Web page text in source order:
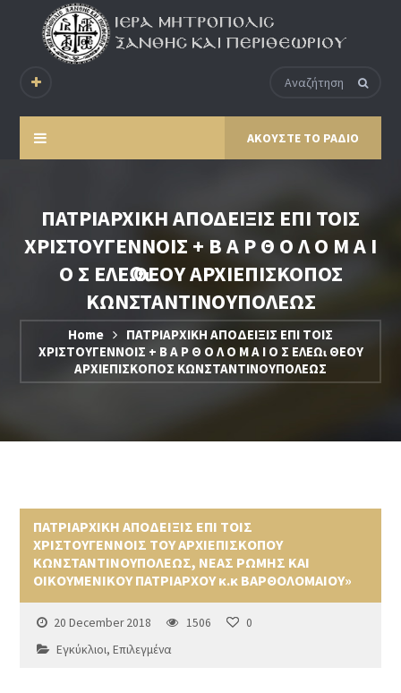
ΑΚΟΥΣΤΕ ΤΟ ΡΑΔΙΟ
ΠΑΤΡΙΑΡΧΙΚΗ ΑΠΟΔΕΙΞΙΣ ΕΠΙ ΤΟΙΣ
ΧΡΙΣΤΟΥΓΕΝΝΟΙΣ + Β Α Ρ Θ Ο Λ Ο Μ Α Ι
Ο Σ ΕΛΕῼ ΘΕΟΥ ΑΡΧΙΕΠΙΣΚΟΠΟΣ
ΚΩΝΣΤΑΝΤΙΝΟΥΠΟΛΕΩΣ
Home
ΠΑΤΡΙΑΡΧΙΚΗ ΑΠΟΔΕΙΞΙΣ ΕΠΙ ΤΟΙΣ
ΧΡΙΣΤΟΥΓΕΝΝΟΙΣ + Β Α Ρ Θ Ο Λ Ο Μ Α Ι Ο Σ ΕΛΕῼ ΘΕΟΥ
ΑΡΧΙΕΠΙΣΚΟΠΟΣ ΚΩΝΣΤΑΝΤΙΝΟΥΠΟΛΕΩΣ
ΠΑΤΡΙΑΡΧΙΚΗ ΑΠΟΔΕΙΞΙΣ ΕΠΙ ΤΟΙΣ
ΧΡΙΣΤΟΥΓΕΝΝΟΙΣ ΤΟΥ ΑΡΧΙΕΠΙΣΚΟΠΟΥ
ΚΩΝΣΤΑΝΤΙΝΟΥΠΟΛΕΩΣ, ΝΕΑΣ ΡΩΜΗΣ ΚΑΙ
ΟΙΚΟΥΜΕΝΙΚΟΥ ΠΑΤΡΙΑΡΧΟΥ κ.κ ΒΑΡΘΟΛΟΜΑΙΟΥ»
20 December 2018 1506
0
Εγκύκλιοι,Επιλεγμένα